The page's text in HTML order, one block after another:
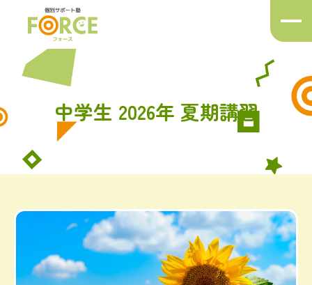
ニ
ボ
タ
ン
中学生 2026年 夏期講習